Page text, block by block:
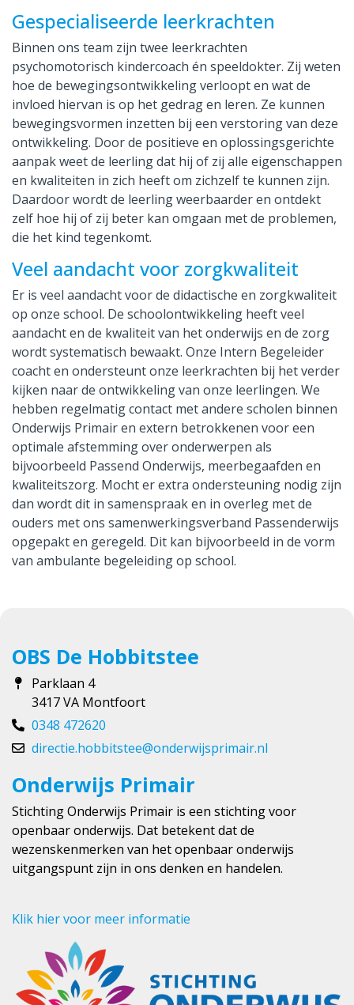
Gespecialiseerde leerkrachten
Binnen ons team zijn twee leerkrachten
psychomotorisch kindercoach én speeldokter. Zij weten
hoe de bewegingsontwikkeling verloopt en wat de
invloed hiervan is op het gedrag en leren. Ze kunnen
bewegingsvormen inzetten bij een verstoring van deze
ontwikkeling. Door de positieve en oplossingsgerichte
aanpak weet de leerling dat hij of zij alle eigenschappen
en kwaliteiten in zich heeft om zichzelf te kunnen zijn.
Daardoor wordt de leerling weerbaarder en ontdekt
zelf hoe hij of zij beter kan omgaan met de problemen,
die het kind tegenkomt.
Veel aandacht voor zorgkwaliteit
Er is veel aandacht voor de didactische en zorgkwaliteit
op onze school. De schoolontwikkeling heeft veel
aandacht en de kwaliteit van het onderwijs en de zorg
wordt systematisch bewaakt. Onze Intern Begeleider
coacht en ondersteunt onze leerkrachten bij het verder
kijken naar de ontwikkeling van onze leerlingen. We
hebben regelmatig contact met andere scholen binnen
Onderwijs Primair en extern betrokkenen voor een
optimale afstemming over onderwerpen als
bijvoorbeeld Passend Onderwijs, meerbegaafden en
kwaliteitszorg. Mocht er extra ondersteuning nodig zijn
dan wordt dit in samenspraak en in overleg met de
ouders met ons samenwerkingsverband Passenderwijs
opgepakt en geregeld. Dit kan bijvoorbeeld in de vorm
van ambulante begeleiding op school.
OBS De Hobbitstee
Parklaan 4
3417 VA Montfoort
0348 472620
directie.hobbitstee@onderwijsprimair.nl
Onderwijs Primair
Stichting Onderwijs Primair is een stichting voor
openbaar onderwijs. Dat betekent dat de
wezenskenmerken van het openbaar onderwijs
uitgangspunt zijn in ons denken en handelen.
Klik hier voor meer informatie